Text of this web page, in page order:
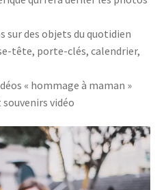
sur des objets du quotidien
tête, porte-clés, calendrier,
« hommage à maman »
vidéo